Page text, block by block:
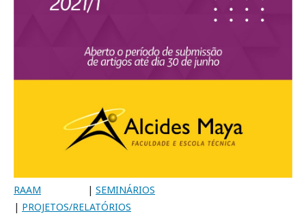
RAAM | SEMINÁRIOS
| PROJETOS/RELATÓRIOS